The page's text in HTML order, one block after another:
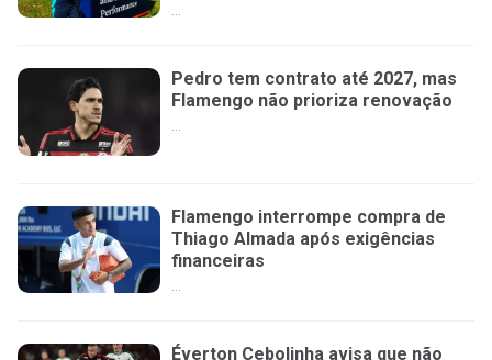
...
Pedro tem contrato até 2027, mas
Flamengo não prioriza renovação
...
Flamengo interrompe compra de
Thiago Almada após exigências
financeiras
Éverton Cebolinha avisa que não